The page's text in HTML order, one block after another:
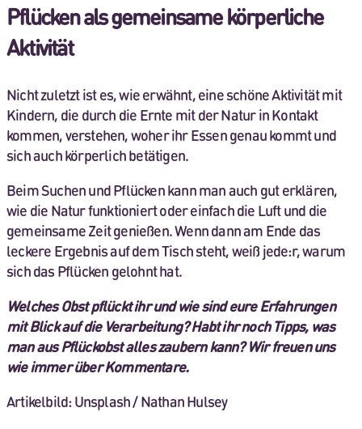
Pflücken als gemeinsame körperliche
Aktivität
Nicht zuletzt ist es, wie erwähnt, eine schöne Aktivität mit
Kindern, die durch die Ernte mit der Natur in Kontakt
kommen, verstehen, woher ihr Essen genau kommt und
sich auch körperlich betätigen.
Beim Suchen und Pflücken kann man auch gut erklären,
wie die Natur funktioniert oder einfach die Luft und die
gemeinsame Zeit genießen. Wenn dann am Ende das
leckere Ergebnis auf dem Tisch steht, weiß jede:r, warum
sich das Pflücken gelohnt hat.
Welches Obst pflückt ihr und wie sind eure Erfahrungen
mit Blick auf die Verarbeitung? Habt ihr noch Tipps, was
man aus Pflückobst alles zaubern kann? Wir freuen uns
wie immer über Kommentare.
Artikelbild: Unsplash / Nathan Hulsey